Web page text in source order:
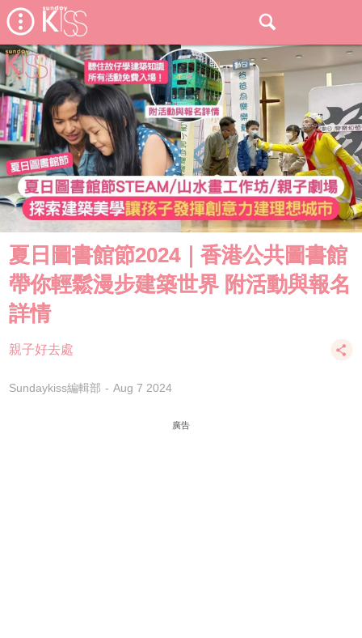
夏日圖書館節2024｜香港公共圖書館
帶你輕鬆漫步建築世界 附活動與報名
詳情
親子好去處
Sundaykiss編輯部 Aug 7 2024
廣告